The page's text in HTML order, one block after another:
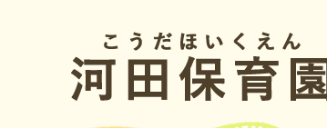
ることが出来ました☆始まる前は緊張していた青組さ
えられると思います。あと3ヶ月を楽しんで過ごして